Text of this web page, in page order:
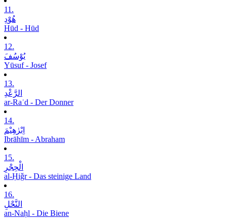
11.
ھُوْدِ
Hūd - Hūd
12.
یُوْسُفَ
Yūsuf - Josef
13.
الرَّعْدِ
ar-Raʿd - Der Donner
14.
اِبْرٰھِیْمَ
Ibrāhīm - Abraham
15.
الْحِجْرِ
al-Ḥiǧr - Das steinige Land
16.
النَّحْلِ
an-Naḥl - Die Biene